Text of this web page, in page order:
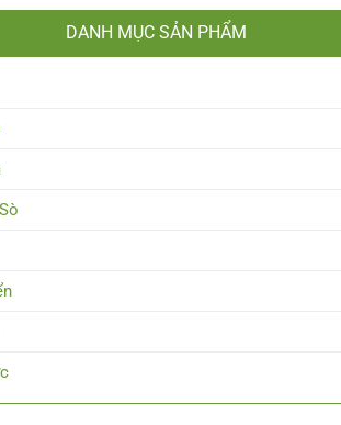
DANH MỤC SẢN PHẨM